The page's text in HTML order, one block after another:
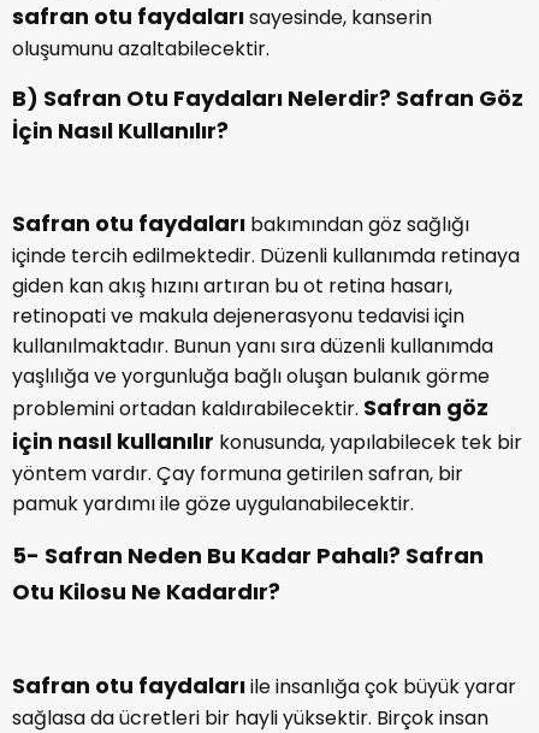
safran otu faydalarısayesinde, kanserin
oluşumunu azaltabilecektir.
B) Safran Otu Faydaları Nelerdir? Safran Göz
İçin Nasıl Kullanılır?
Safran otu faydaları bakımından göz sağlığı
içinde tercih edilmektedir. Düzenli kullanımda retinaya
giden kan akış hızını artıran bu ot retina hasarı,
retinopati ve makula dejenerasyonu tedavisi için
kullanılmaktadır. Bunun yanı sıra düzenli kullanımda
yaşlılığa ve yorgunluğa bağlı oluşan bulanık görme
problemini ortadan kaldırabilecektir. Safran göz
için nasıl kullanılır konusunda, yapılabilecek tek bir
yöntem vardır. Çay formuna getirilen safran, bir
pamuk yardımı ile göze uygulanabilecektir.
5- Safran Neden Bu Kadar Pahalı? Safran
Otu Kilosu Ne Kadardır?
Safran otu faydalarıile insanlığa çok büyük yarar
sağlasa da ücretleri bir hayli yüksektir. Birçok insan